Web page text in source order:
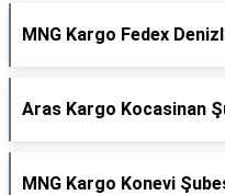
MNG Kargo Fedex
Aras Kargo Kocasinan
MNG Kargo Konevi